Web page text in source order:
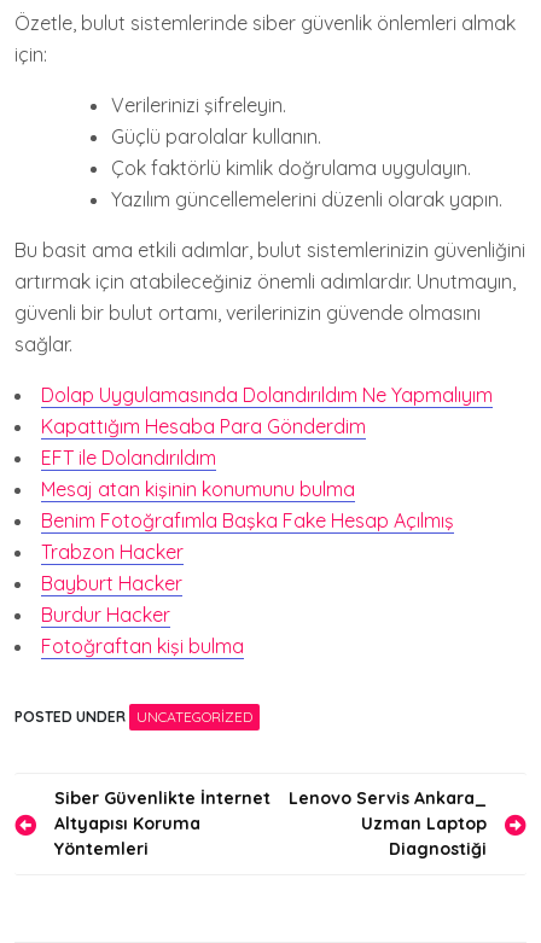
Özetle, bulut sistemlerinde siber güvenlik önlemleri almak
için:
Verilerinizi şifreleyin.
Güçlü parolalar kullanın.
Çok faktörlü kimlik doğrulama uygulayın.
Yazılım güncellemelerini düzenli olarak yapın.
Bu basit ama etkili adımlar, bulut sistemlerinizin güvenliğini
artırmak için atabileceğiniz önemli adımlardır. Unutmayın,
güvenli bir bulut ortamı, verilerinizin güvende olmasını
sağlar.
Dolap Uygulamasında Dolandırıldım Ne Yapmalıyım
Kapattığım Hesaba Para Gönderdim
EFT ile Dolandırıldım
Mesaj atan kişinin konumunu bulma
Benim Fotoğrafımla Başka Fake Hesap Açılmış
Trabzon Hacker
Bayburt Hacker
Burdur Hacker
Fotoğraftan kişi bulma
POSTED UNDER UNCATEGORIZED
Yazı
gezinmesi
Siber Güvenlikte İnternet
Altyapısı Koruma
Yöntemleri
Lenovo Servis Ankara_
Uzman Laptop
Diagnostiği